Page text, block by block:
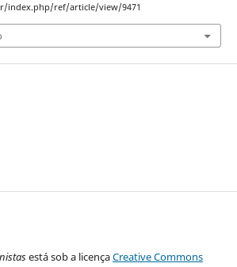
index.php/ref/article/view/9471
está sob a licençaCreative Commons